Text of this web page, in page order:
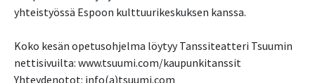
yhteistyössä Espoon kulttuurikeskuksen kanssa.
Koko kesän opetusohjelma löytyy Tanssiteatteri Tsuumin
nettisivuilta: www.tsuumi.com/kaupunkitanssit
Yhteydenotot: info(a)tsuumi.com